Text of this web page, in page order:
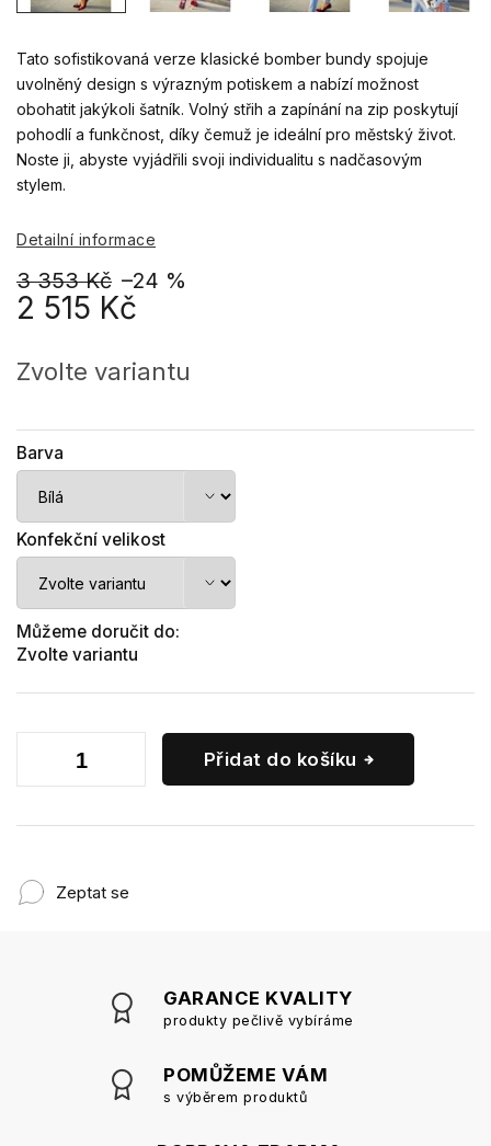
3 353 Kč –24 %
2 515 Kč
cena:
Zvolte variantu
Barva
Konfekční velikost
Můžeme doručit do:
Zvolte variantu
Přidat do košíku
Tato sofistikovaná verze klasické bomber bundy spojuje
uvolněný design s výrazným potiskem a nabízí možnost
obohatit jakýkoli šatník. Volný střih a zapínání na zip poskytují
pohodlí a funkčnost, díky čemuž je ideální pro městský život.
Noste ji, abyste vyjádřili svoji individualitu s nadčasovým
stylem.
Detailní informace
Zeptat se
GARANCE KVALITY
produkty pečlivě vybíráme
POMŮŽEME VÁM
s výběrem produktů